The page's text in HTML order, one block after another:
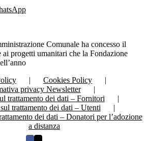
Comunale ha concesso il
progetti umanitari che la Fondazione
Cookies Policy
privacy Newsletter
trattamento dei dati – Fornitori
trattamento dei dati – Utenti
dei dati – Donatori per l’adozione
a distanza